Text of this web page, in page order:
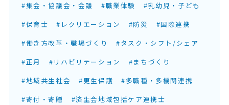
#集会・協議会・会議
#職業体験
#乳幼児・子ども
#保育士
#レクリエーション #防災
#国際連携
#働き方改革・職場づくり
#タスク・シフト/シェア
#正月
#リハビリテーション
#まちづくり
#地域共生社会
#更生保護
#多職種・多機関連携
#寄付・寄贈
#済生会地域包括ケア連携士